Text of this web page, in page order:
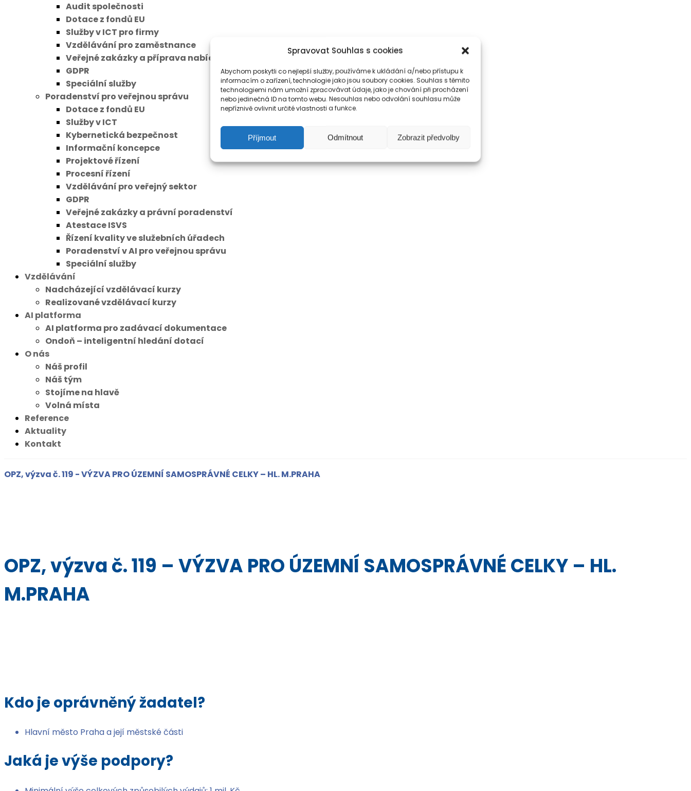
Spravovat Souhlas s cookies
Abychom poskytli co nejlepší služby, používáme k ukládání a/nebo přístupu k
informacím o zařízení, technologie jako jsou soubory cookies. Souhlas s těmito
technologiemi nám umožní zpracovávat údaje, jako je chování při procházení
nebo jedinečná ID na tomto webu. Nesouhlas nebo odvolání souhlasu může
nepříznivě ovlivnit určité vlastnosti a funkce.
Příjmout Odmítnout Zobrazit předvolby
Audit společnosti
Dotace z fondů EU
Služby v ICT pro firmy
Vzdělávání pro zaměstnance
Veřejné zakázky a příprava nabídek pro dodavatele
GDPR
Speciální služby
Poradenství pro veřejnou správu
Dotace z fondů EU
Služby v ICT
Kybernetická bezpečnost
Informační koncepce
Projektové řízení
Procesní řízení
Vzdělávání pro veřejný sektor
GDPR
Veřejné zakázky a právní poradenství
Atestace ISVS
Řízení kvality ve služebních úřadech
Poradenství v AI pro veřejnou správu
Speciální služby
Vzdělávání
Nadcházející vzdělávací kurzy
Realizované vzdělávací kurzy
AI platforma
AI platforma pro zadávací dokumentace
Ondoň – inteligentní hledání dotací
O nás
Náš profil
Náš tým
Stojíme na hlavě
Volná místa
Reference
Aktuality
Kontakt
OPZ, výzva č. 119 - VÝZVA PRO ÚZEMNÍ SAMOSPRÁVNÉ CELKY – HL. M.PRAHA
OPZ, výzva č. 119 – VÝZVA PRO ÚZEMNÍ SAMOSPRÁVNÉ CELKY – HL.
M.PRAHA
Kdo je oprávněný žadatel?
Hlavní město Praha a její městské části
Jaká je výše podpory?